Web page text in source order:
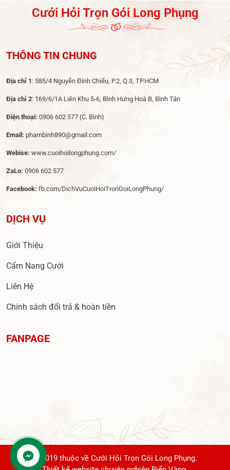
Cưới Hỏi Trọn Gói Long Phụng
THÔNG TIN CHUNG
Địa chỉ 1 : 585/4 Nguyễn Đình Chiểu, P.2, Q.3, TP.HCM
Địa chỉ 2: 169/6/1A Liên Khu 5-6, Bình Hưng Hoà B, Bình Tân
Điện thoại: 0906 602 577 (C. Bình)
Email: phambinh890@gmail.com
Webise: www.cuoihoilongphung.com/
ZaLo: 0906 602 577
Facebook: fb.com/DichVuCuoiHoiTronGoiLongPhung/
DỊCH VỤ
Giới Thiệu
Cẩm Nang Cưới
Liên Hệ
Chính sách đổi trả & hoàn tiền
FANPAGE
© 2019 thuộc về Cưới Hỏi Trọn Gói Long Phụng.